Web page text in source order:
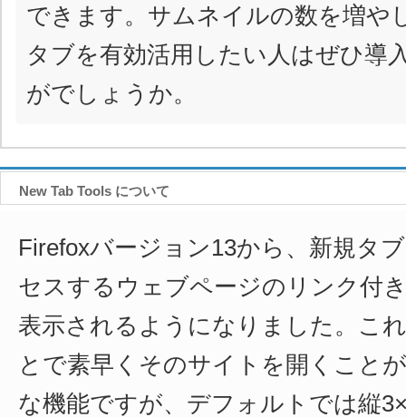
できます。サムネイルの数を増や
タブを有効活用したい人はぜひ導
がでしょうか。
New Tab Tools について
Firefoxバージョン13から、新規タ
セスするウェブページのリンク付
表示されるようになりました。こ
とで素早くそのサイトを開くこと
な機能ですが、デフォルトでは縦